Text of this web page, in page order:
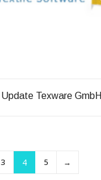
Update Texware GmbH
3 4 5 →